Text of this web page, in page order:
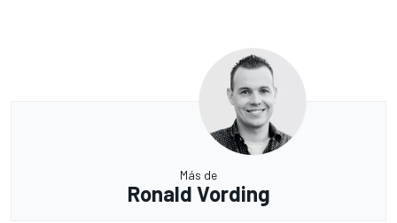
Más de
Ronald Vording